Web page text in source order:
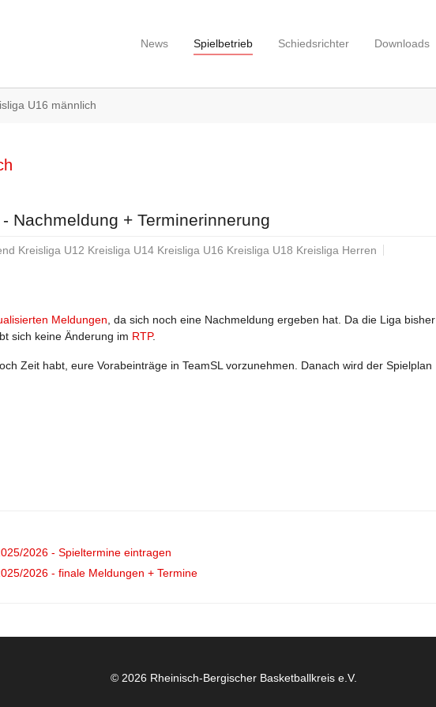
News Spielbetrieb Schiedsrichter Downloads
U16 männlich
Nachmeldung + Terminerinnerung
Kreisliga U12 Kreisliga U14 Kreisliga U16 Kreisliga U18 Kreisliga Herren
Meldungen , da sich noch eine Nachmeldung ergeben hat. Da die Liga bisher
sich keine Änderung im RTP.
Zeit habt, eure Vorabeinträge in TeamSL vorzunehmen. Danach wird der Spielplan
2026 - Spieltermine eintragen
2026 - finale Meldungen + Termine
© 2026 Rheinisch-Bergischer Basketballkreis e.V.